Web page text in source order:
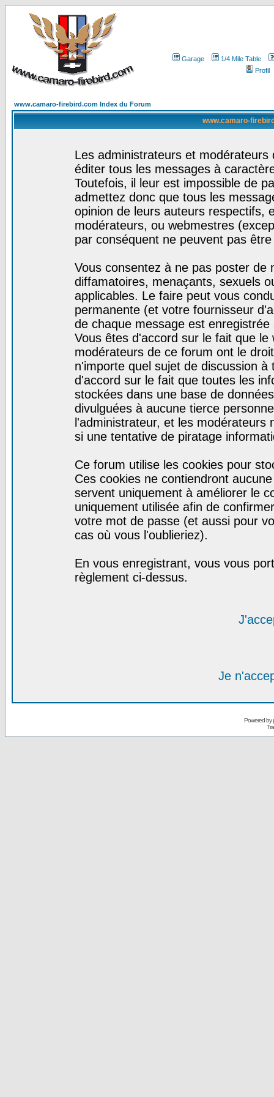
Garage
1/4 Mile Table
Profil
www.camaro-firebird.com Index du Forum
www.camaro-
Les administrateurs et
éditer tous les messages à
Toutefois, il leur est impossible de
admettez donc que tous les
opinion de leurs auteurs respectifs,
modérateurs, ou webmestres
par conséquent ne peuvent pas
Vous consentez à ne pas poster de
diffamatoires, menaçants, sexuels
applicables. Le faire peut vous
permanente (et votre fournisseur
de chaque message est
Vous êtes d'accord sur le fait que
modérateurs de ce forum ont le
n'importe quel sujet de discussion
d'accord sur le fait que toutes les
stockées dans une base de
divulguées à aucune tierce
l'administrateur, et les
si une tentative de piratage
Ce forum utilise les cookies pour
Ces cookies ne contiendront
servent uniquement à améliorer le
uniquement utilisée afin de
votre mot de passe (et aussi pour
cas où vous l'oublieriez).
En vous enregistrant, vous vous
règlement ci-dessus.
Je
Powered by